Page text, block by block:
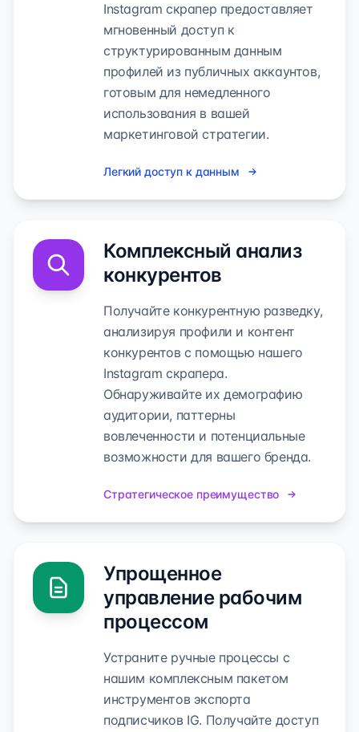
Instagram скрапер предоставляет
мгновенный доступ к
структурированным данным
профилей из публичных аккаунтов,
готовым для немедленного
использования в вашей
маркетинговой стратегии.
Легкий доступ к данным
Комплексный анализ
конкурентов
Получайте конкурентную разведку,
анализируя профили и контент
конкурентов с помощью нашего
Instagram скрапера.
Обнаруживайте их демографию
аудитории, паттерны
вовлеченности и потенциальные
возможности для вашего бренда.
Стратегическое преимущество
Упрощенное
управление рабочим
процессом
Устраните ручные процессы с
нашим комплексным пакетом
инструментов экспорта
подписчиков IG. Получайте доступ